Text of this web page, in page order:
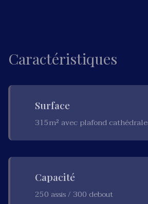
Caractéristiques
Surface
315m² avec plafond cathédrale
Capacité
250 assis / 300 debout